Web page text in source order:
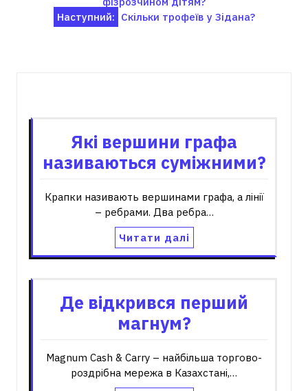
записівНаступний: Скільки трофеїв у Зідана?
Які вершини графа
називаються суміжними?
Крапки називають вершинами графа, а лінії
– ребрами. Два ребра…
Читати далі
Де відкрився перший
магнум?
Magnum Cash & Carry – найбільша торгово-
роздрібна мережа в Казахстані,…